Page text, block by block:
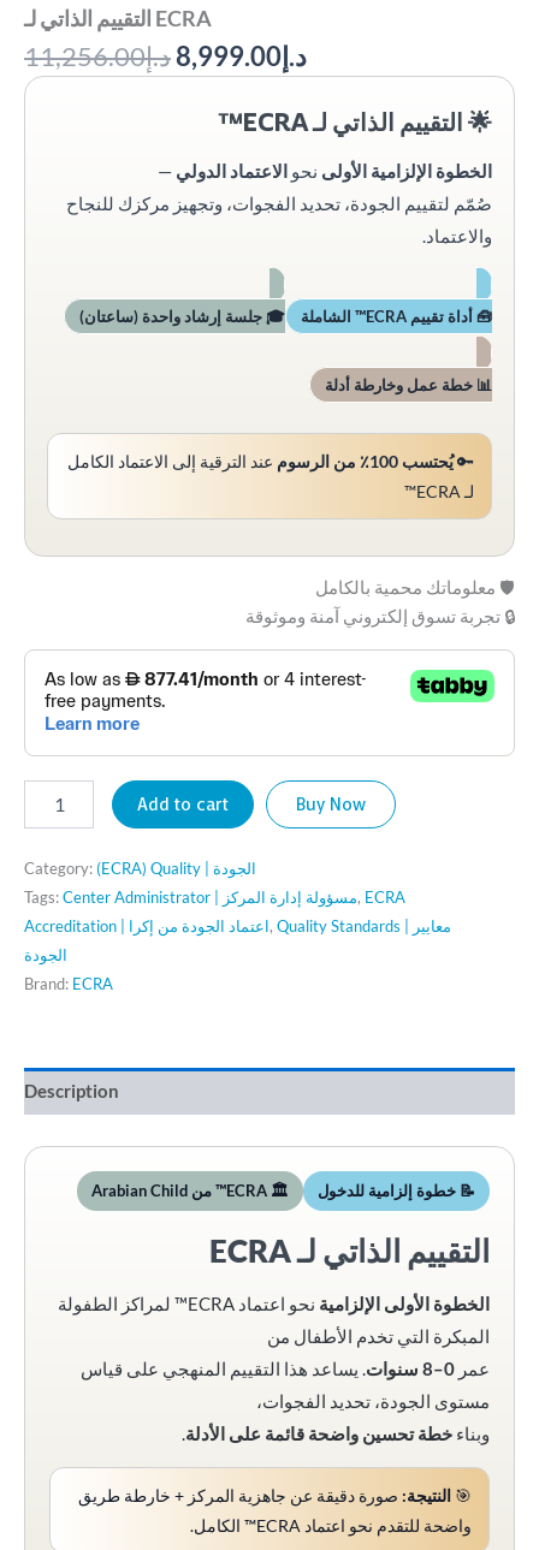
التقييم الذاتي لـ ECRA
د.إ11,256.00 د.إ8,999.00
🌟 التقييم الذاتي لـ ECRA™
الخطوة الإلزامية الأولى نحو الاعتماد الدولي —
صُمّم لتقييم الجودة، تحديد الفجوات، وتجهيز مركزك للنجاح
والاعتماد.
🧰 أداة تقييم ECRA™ الشاملة 🎓 جلسة إرشاد واحدة (ساعتان)
📊 خطة عمل وخارطة أدلة
🔑يُحتسب 100٪ من الرسوم
عند الترقية إلى الاعتماد الكامل
لـ ECRA™
🛡️ معلوماتك محمية بالكامل
🔒 تجربة تسوق إلكتروني آمنة وموثوقة
Add to cart Buy Now
Category:
(ECRA) Quality | الجودة
Tags:
Center Administrator | مسؤولة إدارة المركز, ECRA
Accreditation | اعتماد الجودة من إكرا, Quality Standards | معايير
الجودة
Brand: ECRA
Description
📝 خطوة إلزامية للدخول 🏛️ ECRA™ من Arabian Child
التقييم الذاتي لـ ECRA
الخطوة الأولى الإلزامية
نحو اعتماد ECRA™ لمراكز الطفولة
المبكرة التي تخدم الأطفال من
عمر 0–8 سنوات
. يساعد هذا التقييم المنهجي على قياس
مستوى الجودة، تحديد الفجوات،
وبناء خطة تحسين واضحة قائمة على الأدلة
🎯 النتيجة: صورة دقيقة عن جاهزية المركز + خارطة طريق
واضحة للتقدم نحو اعتماد ECRA™ الكامل.